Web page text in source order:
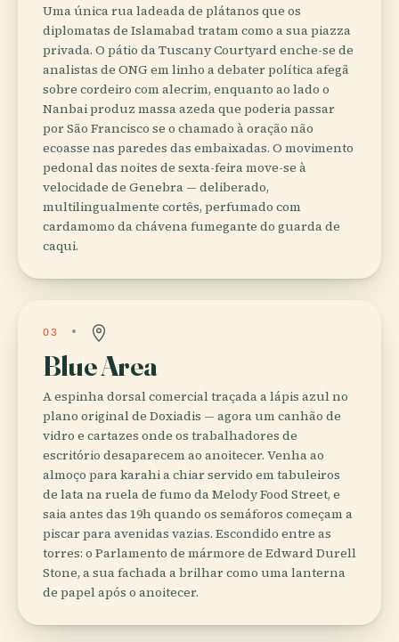
Uma única rua ladeada de plátanos que os
diplomatas de Islamabad tratam como a sua piazza
privada. O pátio da Tuscany Courtyard enche-se de
analistas de ONG em linho a debater política afegã
sobre cordeiro com alecrim, enquanto ao lado o
Nanbai produz massa azeda que poderia passar
por São Francisco se o chamado à oração não
ecoasse nas paredes das embaixadas. O movimento
pedonal das noites de sexta-feira move-se à
velocidade de Genebra — deliberado,
multilingualmente cortês, perfumado com
cardamomo da chávena fumegante do guarda de
caqui.
03
Blue Area
A espinha dorsal comercial traçada a lápis azul no
plano original de Doxiadis — agora um canhão de
vidro e cartazes onde os trabalhadores de
escritório desaparecem ao anoitecer. Venha ao
almoço para karahi a chiar servido em tabuleiros
de lata na ruela de fumo da Melody Food Street, e
saia antes das 19h quando os semáforos começam a
piscar para avenidas vazias. Escondido entre as
torres: o Parlamento de mármore de Edward Durell
Stone, a sua fachada a brilhar como uma lanterna
de papel após o anoitecer.